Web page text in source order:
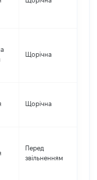
Щорічна
Щорічна
Перед
звільненням